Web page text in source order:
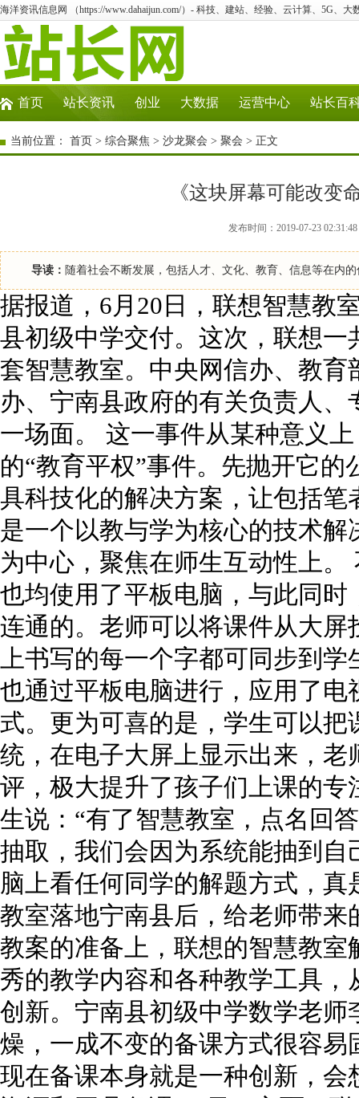
海洋资讯信息网 （https://www.dahaijun.com/）- 科技、建站、经验、云计算、5G、大
首页 站长资讯 创业 大数据 运营中心 站长百
当前位置： 首页 > 综合聚焦 > 沙龙聚会 > 聚会 > 正文
《这块屏幕可能改变
发布时间：2019-07-23
导读： 随着社会不断发展，包括人才、文化、教育、信息等在内
据报道，6月20日，联想智慧教
县初级中学交付。这次，联想
套智慧教室。中央网信办、教
办、宁南县政府的有关负责人
一场面。 这一事件从某种意义
的“教育平权”事件。先抛开它
具科技化的解决方案，让包括
是一个以教与学为核心的技术
为中心，聚焦在师生互动性上
也均使用了平板电脑，与此同
连通的。老师可以将课件从大
上书写的每一个字都可同步到
也通过平板电脑进行，应用了
式。更为可喜的是，学生可以
统，在电子大屏上显示出来，
评，极大提升了孩子们上课的
生说：“有了智慧教室，点名回
抽取，我们会因为系统能抽到
脑上看任何同学的解题方式，
教室落地宁南县后，给老师带
教案的准备上，联想的智慧教
秀的教学内容和各种教学工具
创新。宁南县初级中学数学老
燥，一成不变的备课方式很容
现在备课本身就是一种创新，